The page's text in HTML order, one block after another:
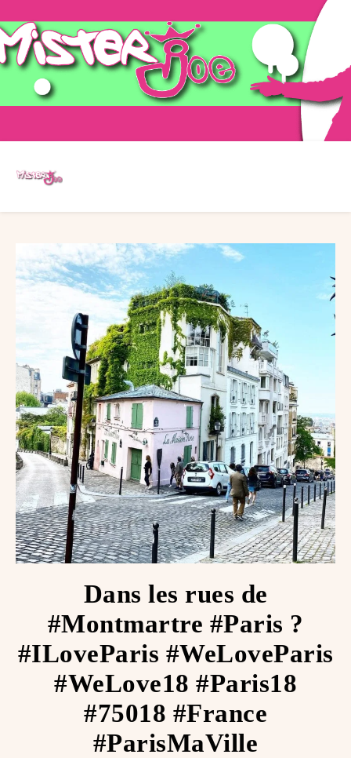
Dans les rues de
#Montmartre #Paris ?
#ILoveParis #WeLoveParis
#WeLove18 #Paris18
#75018 #France
#ParisMaVille